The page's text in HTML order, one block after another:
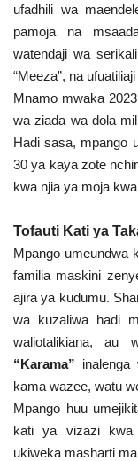
ufadhili wa
pamoja na
watendaji wa
“Meeza”, na
Mnamo mwaka
wa ziada wa dola
Hadi sasa, mpango
30 ya kaya zote
kwa njia ya moja
Tofauti Kati ya
Mpango umeundwa
familia maskini
ajira ya kudumu.
wa kuzaliwa hadi
waliotalikiana, au
“Karama”
kama wazee, watu
Mpango huu
kati ya vizazi kwa
ukiweka masharti